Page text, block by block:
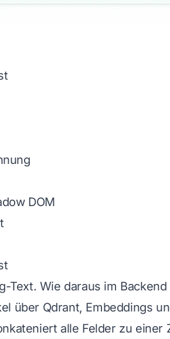
DOM
Text. Wie daraus im
über Qdrant, Embeddings
alle Felder zu einer